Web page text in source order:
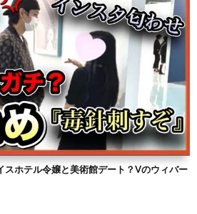
スホテル令嬢と美術館デート？Vのウィバー